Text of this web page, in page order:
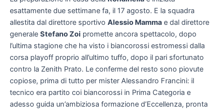
esattamente due settimane fa, il 17 agosto. E la squadra
allestita dal direttore sportivo Alessio Mamma e dal direttore
generale Stefano Zoi promette ancora spettacolo, dopo
l’ultima stagione che ha visto i biancorossi estromessi dalla
corsa playoff proprio all’ultimo tuffo, dopo il pari sfortunato
contro la Zenith Prato. Le conferme del resto sono piovute
copiose, prima di tutto per mister Alessandro Francini: il
tecnico era partito coi biancorossi in Prima Categoria e
adesso guida un’ambiziosa formazione d’Eccellenza, pronta